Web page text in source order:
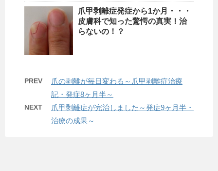
爪甲剥離症発症から1か月・・・
皮膚科で知った驚愕の真実！治
らないの！？
PREV
爪の剥離が毎日変わる～爪甲剥離症治療
記・発症8ヶ月半～
NEXT
爪甲剥離症が完治しました～発症9ヶ月半・
治療の成果～